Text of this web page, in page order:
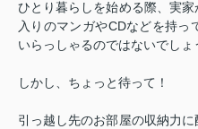
ひとり暮らしを始める際、実
入りのマンガやCDなどを持っ
いらっしゃるのではないでしょ
しかし、ちょっと待って！
引っ越し先のお部屋の収納力